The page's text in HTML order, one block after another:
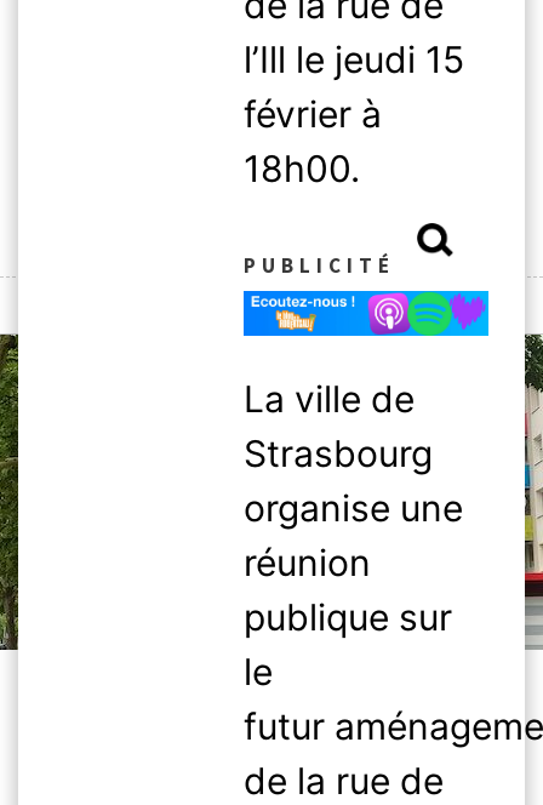
l’Ill le jeudi 15
février à
18h00.
PUBLICITÉ
La ville de
Strasbourg
organise une
réunion
publique sur
le
futur
de la rue de